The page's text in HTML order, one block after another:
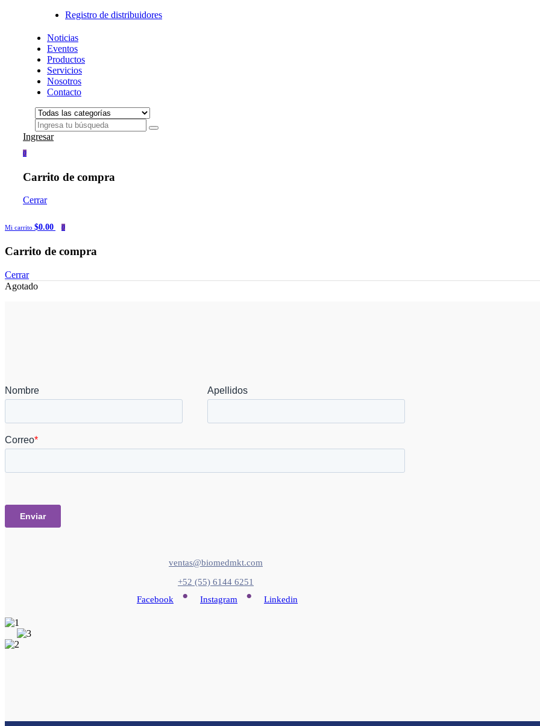
Registro de distribuidores
Noticias
Eventos
Productos
Servicios
Nosotros
Contacto
Ingresar
0
Carrito de compra
Cerrar
Mi carrito $0.00 0
Carrito de compra
Cerrar
Agotado
ventas@biomedmkt.com
+52 (55) 6144 6251
Facebook
• Instagram • Linkedin